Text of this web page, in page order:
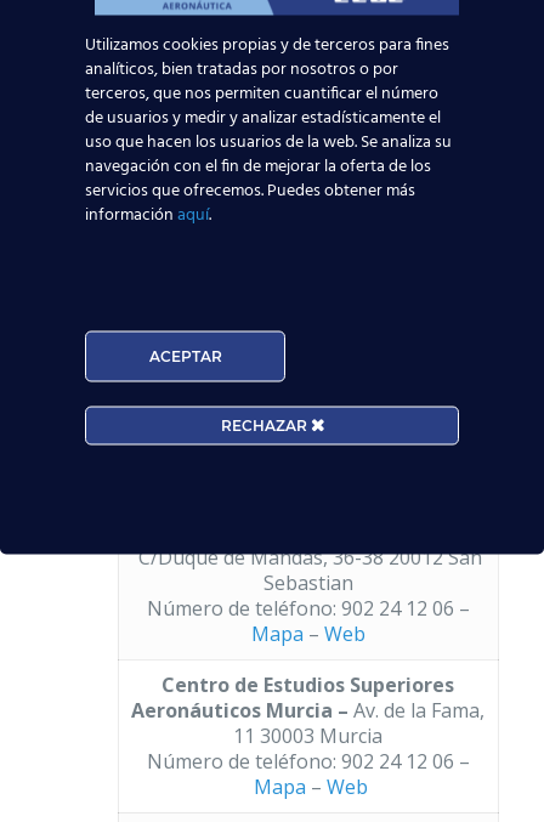
Aeronáuticos Lérida –Paseo
República Paraguay, 8 Bajo 25002
Lérida
Número de teléfono: 902 24 12 06 –
Mapa–Web
Centro de Estudios Superiores
Aeronáuticos Bilbao –Gran Vía Don
Diego López de Haro 81 Planta 4
Centro de Estudios Superiores
Aeronáuticos Pamplona –
Olite, 1 31002 Pamplona
Número de teléfono: 902 24 12 06 –
Mapa–Web
C/Duque de Mandas, 36-38 20012 San
Sebastian
Número de teléfono: 902 24 12 06 –
Mapa – Web
Centro de Estudios Superiores
Aeronáuticos Murcia –Av. de la Fama,
11 30003 Murcia
Número de teléfono: 902 24 12 06 –
Mapa – Web
Utilizamos cookies propias y de terceros para fines
analíticos, bien tratadas por nosotros o por
terceros, que nos permiten cuantificar el número
de usuarios y medir y analizar estadísticamente el
uso que hacen los usuarios de la web. Se analiza su
navegación con el fin de mejorar la oferta de los
servicios que ofrecemos. Puedes obtener más
informaciónaquí.
ACEPTAR
RECHAZAR